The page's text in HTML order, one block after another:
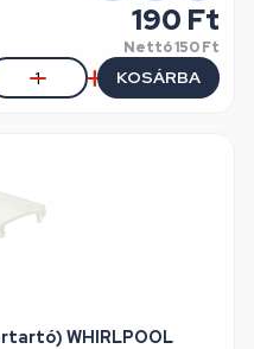
190 Ft
Nettó150 Ft
KOSÁRBA
WHIRLPOOL